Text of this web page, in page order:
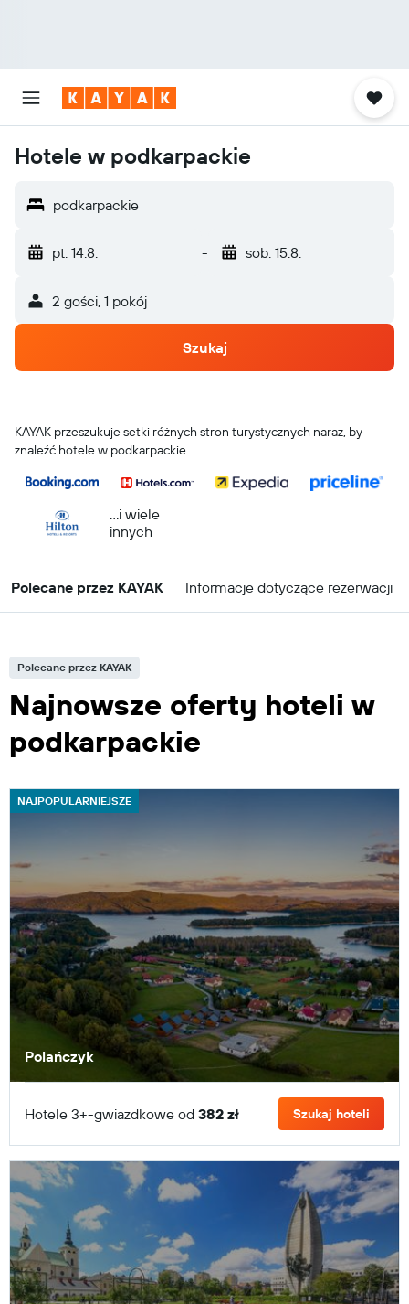
Hotele w podkarpackie
podkarpackie
pt. 14.8. - sob. 15.8.
2 gości, 1 pokój
Szukaj
KAYAK przeszukuje setki różnych stron turystycznych naraz, by
znaleźć hotele w podkarpackie
...i wiele
innych
Polecane przez KAYAK Informacje dotyczące rezerwacji
Polecane przez KAYAK
Najnowsze oferty hoteli w
podkarpackie
NAJPOPULARNIEJSZE
Polańczyk
Hotele 3+-gwiazdkowe od 382 zł Szukaj hoteli